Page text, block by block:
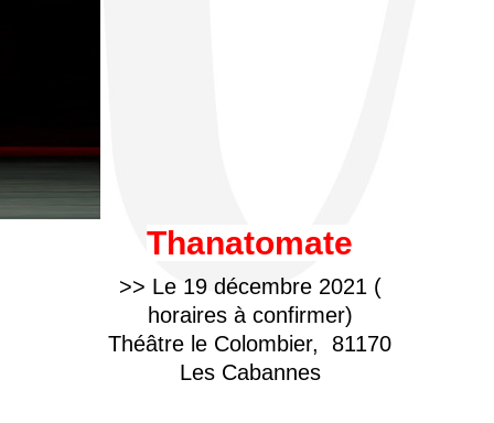
Thanatomate
>> Le 19 décembre 2021 (
horaires à confirmer)
Théâtre le Colombier, 81170
Les Cabannes